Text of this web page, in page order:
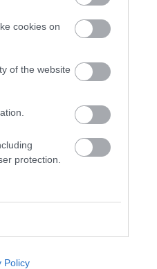
cookies on
of the website
protection.
Policy
ezzel a fotóval
egyszerű, családinak tűnő
a közösségi